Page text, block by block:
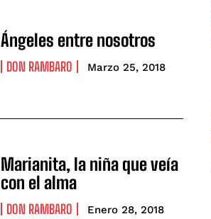
Ángeles entre nosotros
DON RAMBARO Marzo 25, 2018
Marianita, la niña que veía
con el alma
DON RAMBARO Enero 28, 2018